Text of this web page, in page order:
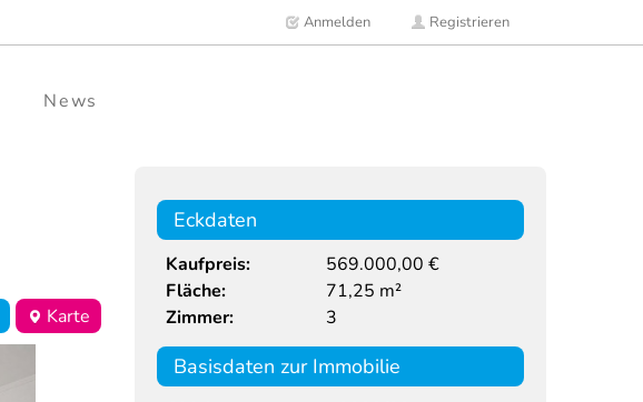
Anmelden Registrieren
News
Karte
Eckdaten
Kaufpreis:
569.000,00 €
Fläche:
71,25 m²
Zimmer:
3
Basisdaten zur Immobilie